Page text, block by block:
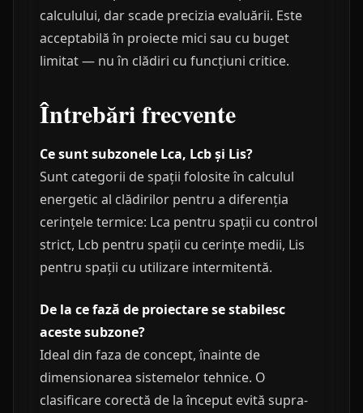
calculului, dar scade precizia evaluării. Este
acceptabilă în proiecte mici sau cu buget
limitat — nu în clădiri cu funcțiuni critice.
Întrebări frecvente
Ce sunt subzonele Lca, Lcb și Lis?
Sunt categorii de spații folosite în calculul
energetic al clădirilor pentru a diferenția
cerințele termice: Lca pentru spații cu control
strict, Lcb pentru spații cu cerințe medii, Lis
pentru spații cu utilizare intermitentă.
De la ce fază de proiectare se stabilesc
aceste subzone?
Ideal din faza de concept, înainte de
dimensionarea sistemelor tehnice. O
clasificare corectă de la început evită supra-